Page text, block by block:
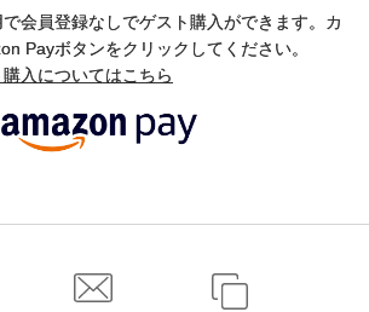
会員登録なしでゲスト購入ができます。カ
Payボタンをクリックしてください。
入についてはこちら